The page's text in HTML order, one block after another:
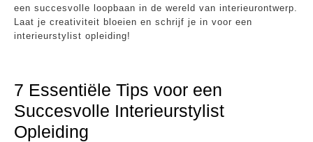
een succesvolle loopbaan in de wereld van interieurontwerp.
Laat je creativiteit bloeien en schrijf je in voor een
interieurstylist opleiding!
7 Essentiële Tips voor een
Succesvolle Interieurstylist
Opleiding